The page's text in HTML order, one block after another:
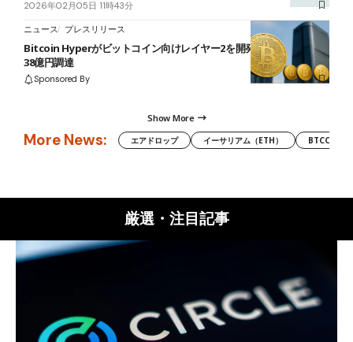
2026年02月05日 11時43分
ニュース プレスリリース
Bitcoin Hyperがビットコイン向けレイヤー2を開発、プレセールで
38億円調達
Sponsored By
Show More
More News: エアドロップ イーサリアム（ETH） BTCC
厳選・注目記事